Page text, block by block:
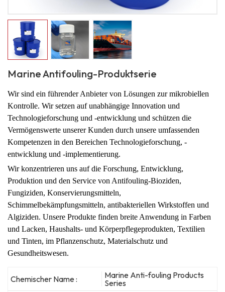
Marine Antifouling-Produktserie
Wir sind ein führender Anbieter von Lösungen zur mikrobiellen
Kontrolle. Wir setzen auf unabhängige Innovation und
Technologieforschung und -entwicklung und schützen die
Vermögenswerte unserer Kunden durch unsere umfassenden
Kompetenzen in den Bereichen Technologieforschung, -
entwicklung und -implementierung.
Wir konzentrieren uns auf die Forschung, Entwicklung,
Produktion und den Service von Antifouling-Bioziden,
Fungiziden, Konservierungsmitteln,
Schimmelbekämpfungsmitteln, antibakteriellen Wirkstoffen und
Algiziden. Unsere Produkte finden breite Anwendung in Farben
und Lacken, Haushalts- und Körperpflegeprodukten, Textilien
und Tinten, im Pflanzenschutz, Materialschutz und
Gesundheitswesen.
Chemischer Name :
Marine Anti-fouling Products
Series